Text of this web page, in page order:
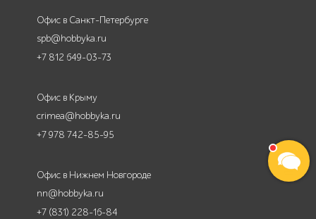
Офис в Санкт-Петербурге
spb@hobbyka.ru
+7 812 649-03-73
Офис в Крыму
crimea@hobbyka.ru
+7 978 742-85-95
Офис в Нижнем Новгороде
nn@hobbyka.ru
+7 (831) 228-16-84